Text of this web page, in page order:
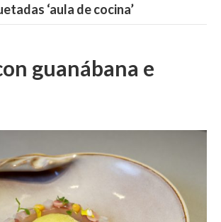
‘aula de cocina’
guanábana e